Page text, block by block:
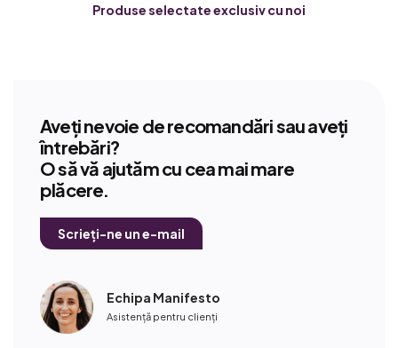
Produse selectate exclusiv cu noi
Aveți nevoie de recomandări sau aveți
întrebări?
O să vă ajutăm cu cea mai mare
plăcere.
Scrieți-ne un e-mail
Echipa Manifesto
Asistență pentru clienți